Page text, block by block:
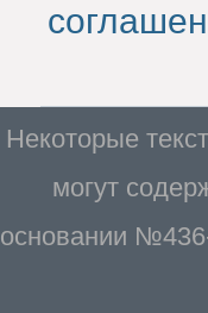
Некоторые
могут
основании